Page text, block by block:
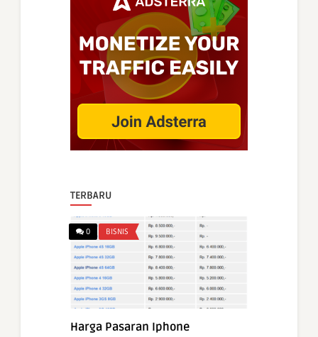
TERBARU
0 BISNIS
Harga Pasaran Iphone